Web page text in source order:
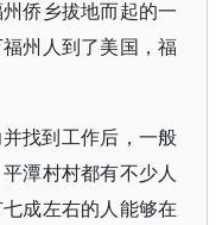
侨乡拔地而起的一
州人到了美国，福
找到工作后，一般
潭村村都有不少人
成左右的人能够在